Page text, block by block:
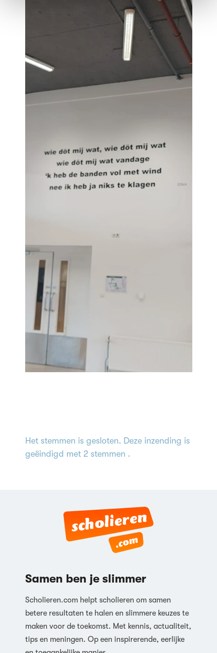
Het stemmen is gesloten. Deze inzending is
geëindigd met 2 stemmen .
Samen ben je slimmer
Scholieren.com helpt scholieren om samen
betere resultaten te halen en slimmere keuzes te
maken voor de toekomst. Met kennis, actualiteit,
tips en meningen. Op een inspirerende, eerlijke